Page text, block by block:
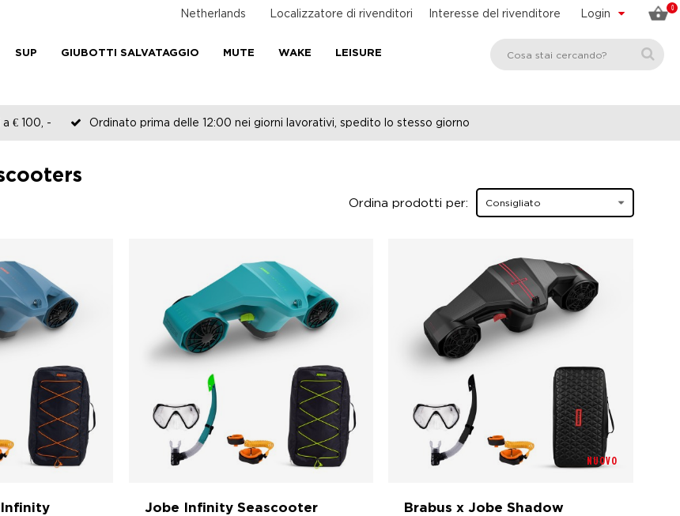
0
Login
Interesse del rivenditore
Localizzatore di rivenditori
Netherlands
SUP GIUBOTTI SALVATAGGIO MUTE WAKE LEISURE
€ 100, - Ordinato prima delle 12:00 nei giorni lavorativi, spedito lo stesso giorno
Ordina prodotti per:
Infinity
Jobe Infinity Seascooter
NUOVO
Brabus x Jobe Shadow